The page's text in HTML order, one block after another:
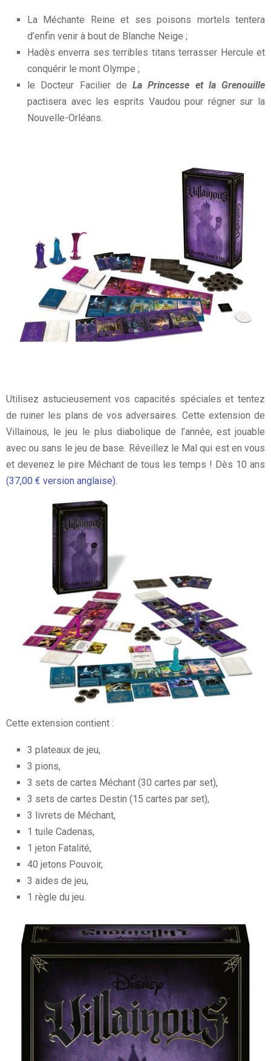
La Méchante Reine et ses poisons mortels tentera
d’enfin venir à bout de Blanche Neige ;
Hadès enverra ses terribles titans terrasser Hercule et
conquérir le mont Olympe ;
le Docteur Facilier de La Princesse et la Grenouille
pactisera avec les esprits Vaudou pour régner sur la
Nouvelle-Orléans.
Utilisez astucieusement vos capacités spéciales et tentez
de ruiner les plans de vos adversaires. Cette extension de
Villainous, le jeu le plus diabolique de l’année, est jouable
avec ou sans le jeu de base. Réveillez le Mal qui est en vous
et devenez le pire Méchant de tous les temps ! Dès 10 ans
(37,00 € version anglaise).
Cette extension contient :
3 plateaux de jeu,
3 pions,
3 sets de cartes Méchant (30 cartes par set),
3 sets de cartes Destin (15 cartes par set),
3 livrets de Méchant,
1 tuile Cadenas,
1 jeton Fatalité,
40 jetons Pouvoir,
3 aides de jeu,
1 règle du jeu.